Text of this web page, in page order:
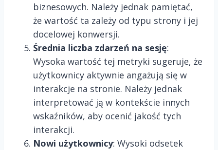
biznesowych. Należy jednak pamiętać,
że wartość ta zależy od typu strony i jej
docelowej konwersji.
Średnia liczba zdarzeń na sesję:
Wysoka wartość tej metryki sugeruje, że
użytkownicy aktywnie angażują się w
interakcje na stronie. Należy jednak
interpretować ją w kontekście innych
wskaźników, aby ocenić jakość tych
interakcji.
Nowi użytkownicy: Wysoki odsetek